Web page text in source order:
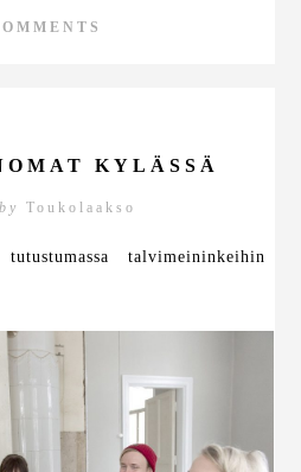
KYLÄSSÄ
by Toukolaakso
talvimeininkeihin